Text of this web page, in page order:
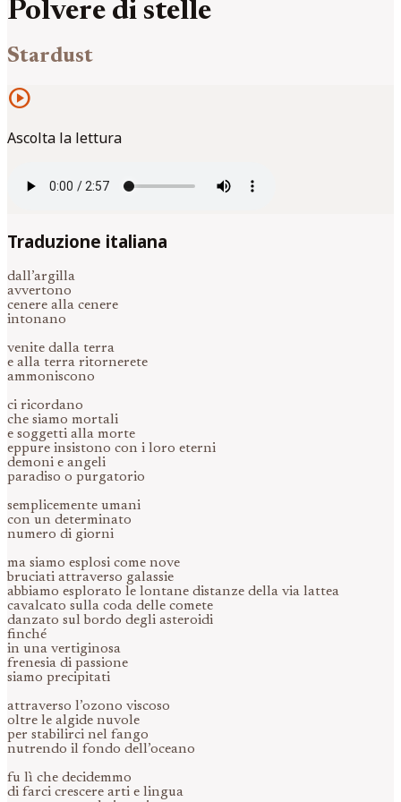
Polvere di stelle
Stardust
play_circle
Ascolta la lettura
Traduzione italiana
dall’argilla
avvertono
cenere alla cenere
intonano
venite dalla terra
e alla terra ritornerete
ammoniscono
ci ricordano
che siamo mortali
e soggetti alla morte
eppure insistono con i loro eterni
demoni e angeli
paradiso o purgatorio
semplicemente umani
con un determinato
numero di giorni
ma siamo esplosi come nove
bruciati attraverso galassie
abbiamo esplorato le lontane distanze della via lattea
cavalcato sulla coda delle comete
danzato sul bordo degli asteroidi
finché
in una vertiginosa
frenesia di passione
siamo precipitati
attraverso l’ozono viscoso
oltre le algide nuvole
per stabilirci nel fango
nutrendo il fondo dell’oceano
fu lì che decidemmo
di farci crescere arti e lingua